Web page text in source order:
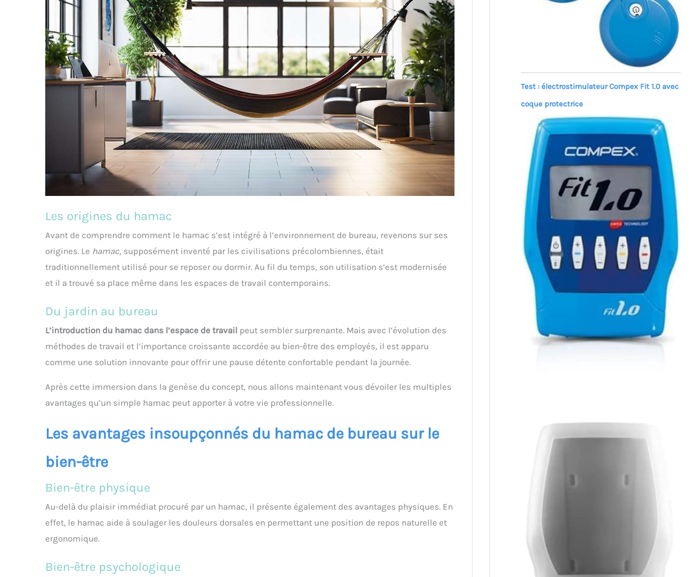
Les origines du hamac
Avant de comprendre comment le hamac s’est intégré à l’environnement de bureau, revenons sur ses
origines. Le hamac, supposément inventé par les civilisations précolombiennes, était
traditionnellement utilisé pour se reposer ou dormir. Au fil du temps, son utilisation s’est modernisée
et il a trouvé sa place même dans les espaces de travail contemporains.
Du jardin au bureau
L’introduction du hamac dans l’espace de travail peut sembler surprenante. Mais avec l’évolution des
méthodes de travail et l’importance croissante accordée au bien-être des employés, il est apparu
comme une solution innovante pour offrir une pause détente confortable pendant la journée.
Après cette immersion dans la genèse du concept, nous allons maintenant vous dévoiler les multiples
avantages qu’un simple hamac peut apporter à votre vie professionnelle.
Les avantages insoupçonnés du hamac de bureau sur le
bien-être
Bien-être physique
Au-delà du plaisir immédiat procuré par un hamac, il présente également des avantages physiques. En
effet, le hamac aide à soulager les douleurs dorsales en permettant une position de repos naturelle et
ergonomique.
Bien-être psychologique
Test : électrostimulateur Compex Fit 1.0 avec
coque protectrice